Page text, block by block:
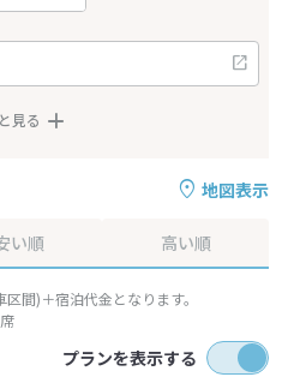
見る
地図表示
い順 高い順
間)＋宿泊代金となります。
プランを表示する